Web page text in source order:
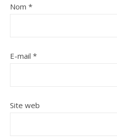
Nom *
E-mail *
Site web